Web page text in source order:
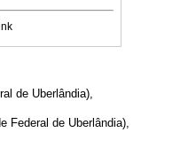
de Uberlândia),
Federal de Uberlândia),